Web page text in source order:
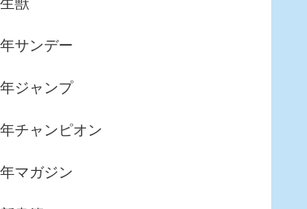
獣
サンデー
ジャンプ
チャンピオン
マガジン